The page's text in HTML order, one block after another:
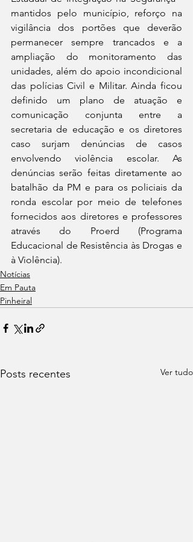
mantidos pelo município, reforço na
vigilância dos portões que deverão
permanecer sempre trancados e a
ampliação do monitoramento das
unidades, além do apoio incondicional
das polícias Civil e Militar. Ainda ficou
definido um plano de atuação e
comunicação conjunta entre a
secretaria de educação e os diretores
caso surjam denúncias de casos
envolvendo violência escolar. As
denúncias serão feitas diretamente ao
batalhão da PM e para os policiais da
ronda escolar por meio de telefones
fornecidos aos diretores e professores
através do Proerd (Programa
Educacional de Resistência às Drogas e
à Violência).
Notícias
Em Pauta
Pinheiral
Posts recentes Ver tudo